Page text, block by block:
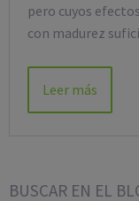
pero cuyos
con madurez
Leer más
BUSCAR EN EL